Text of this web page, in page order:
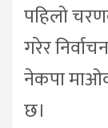
पहिलो
गरेर
नेकपा
छ।